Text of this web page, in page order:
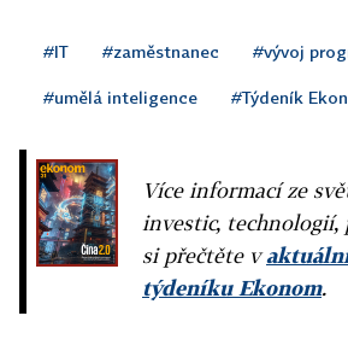
#IT #zaměstnanec #vývoj
#umělá inteligence #Týdeník
Více informací ze
investic,
si přečtěte v
týdeníku Ekonom.